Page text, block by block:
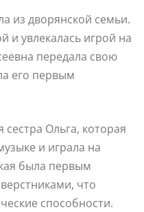
из дворянской семьи.
и увлекалась игрой на
передала свою
его первым
Ольга, которая
и играла на
была первым
что
способности.